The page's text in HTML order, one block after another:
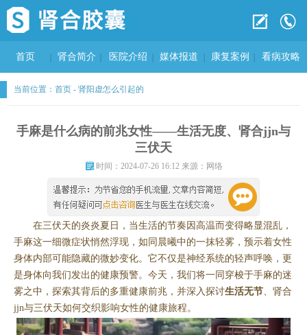
首页 肾合简介 医院介绍 媒体报道 康复案例 看病攻略
当前位置： 首页 - 肾阳虚怎么引起的
手麻是什么病的前兆女性——生活无度、肾合jjn与
三伏天
时间：2024-07-26 16:12 来源：网络
在三伏天的炎炎夏日，当生活的节奏因高温而变得略显混乱，
手麻这一细微症状悄然浮现，如同晨曦中的一抹轻雾，预示着女性
身体内部可能隐藏的微妙变化。它不仅是神经系统的轻声呼唤，更
是身体向我们发出的健康预警。今天，我们将一同穿梭于手麻的迷
雾之中，探索其背后的多重健康前兆，并深入探讨生活无节、肾合
jjn与三伏天如何交织影响女性的健康旅程。